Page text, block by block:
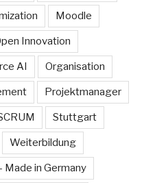
Moodle
Innovation
AI Organisation
Projektmanager
Stuttgart
Weiterbildung
Made in Germany